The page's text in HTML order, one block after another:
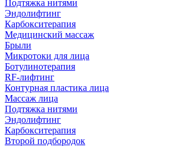
Подтяжка нитями
Эндолифтинг
Карбокситерапия
Медицинский массаж
Брыли
Микротоки для лица
Ботулинотерапия
RF-лифтинг
Контурная пластика лица
Массаж лица
Подтяжка нитями
Эндолифтинг
Карбокситерапия
Второй подбородок